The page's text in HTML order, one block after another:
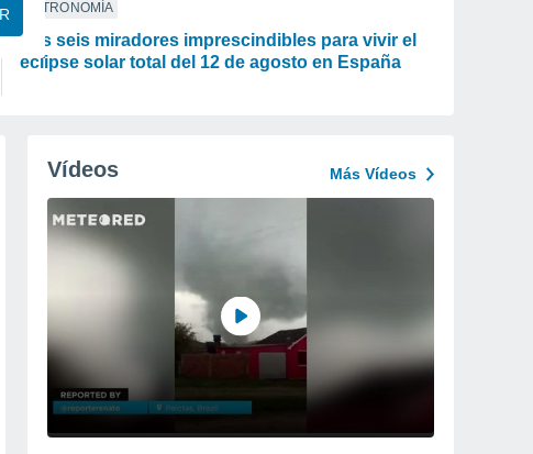
ASTRONOMÍA
Los seis miradores imprescindibles para vivir el
eclipse solar total del 12 de agosto en España
Vídeos Más Vídeos